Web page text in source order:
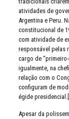
atividades de
Argentina e Peru.
constitucional de
com atividade de
responsável pelas
cargo de
igualmente, na
relação com o
configuram de
égide
Apesar da